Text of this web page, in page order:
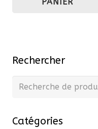
146,50 €.
Rechercher
Recherche
Catégories